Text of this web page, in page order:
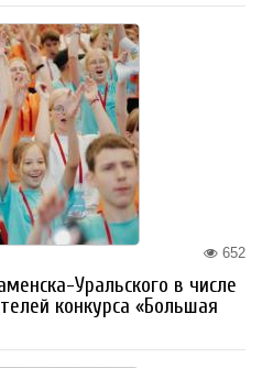
652
Уральского в числе
конкурса «Большая